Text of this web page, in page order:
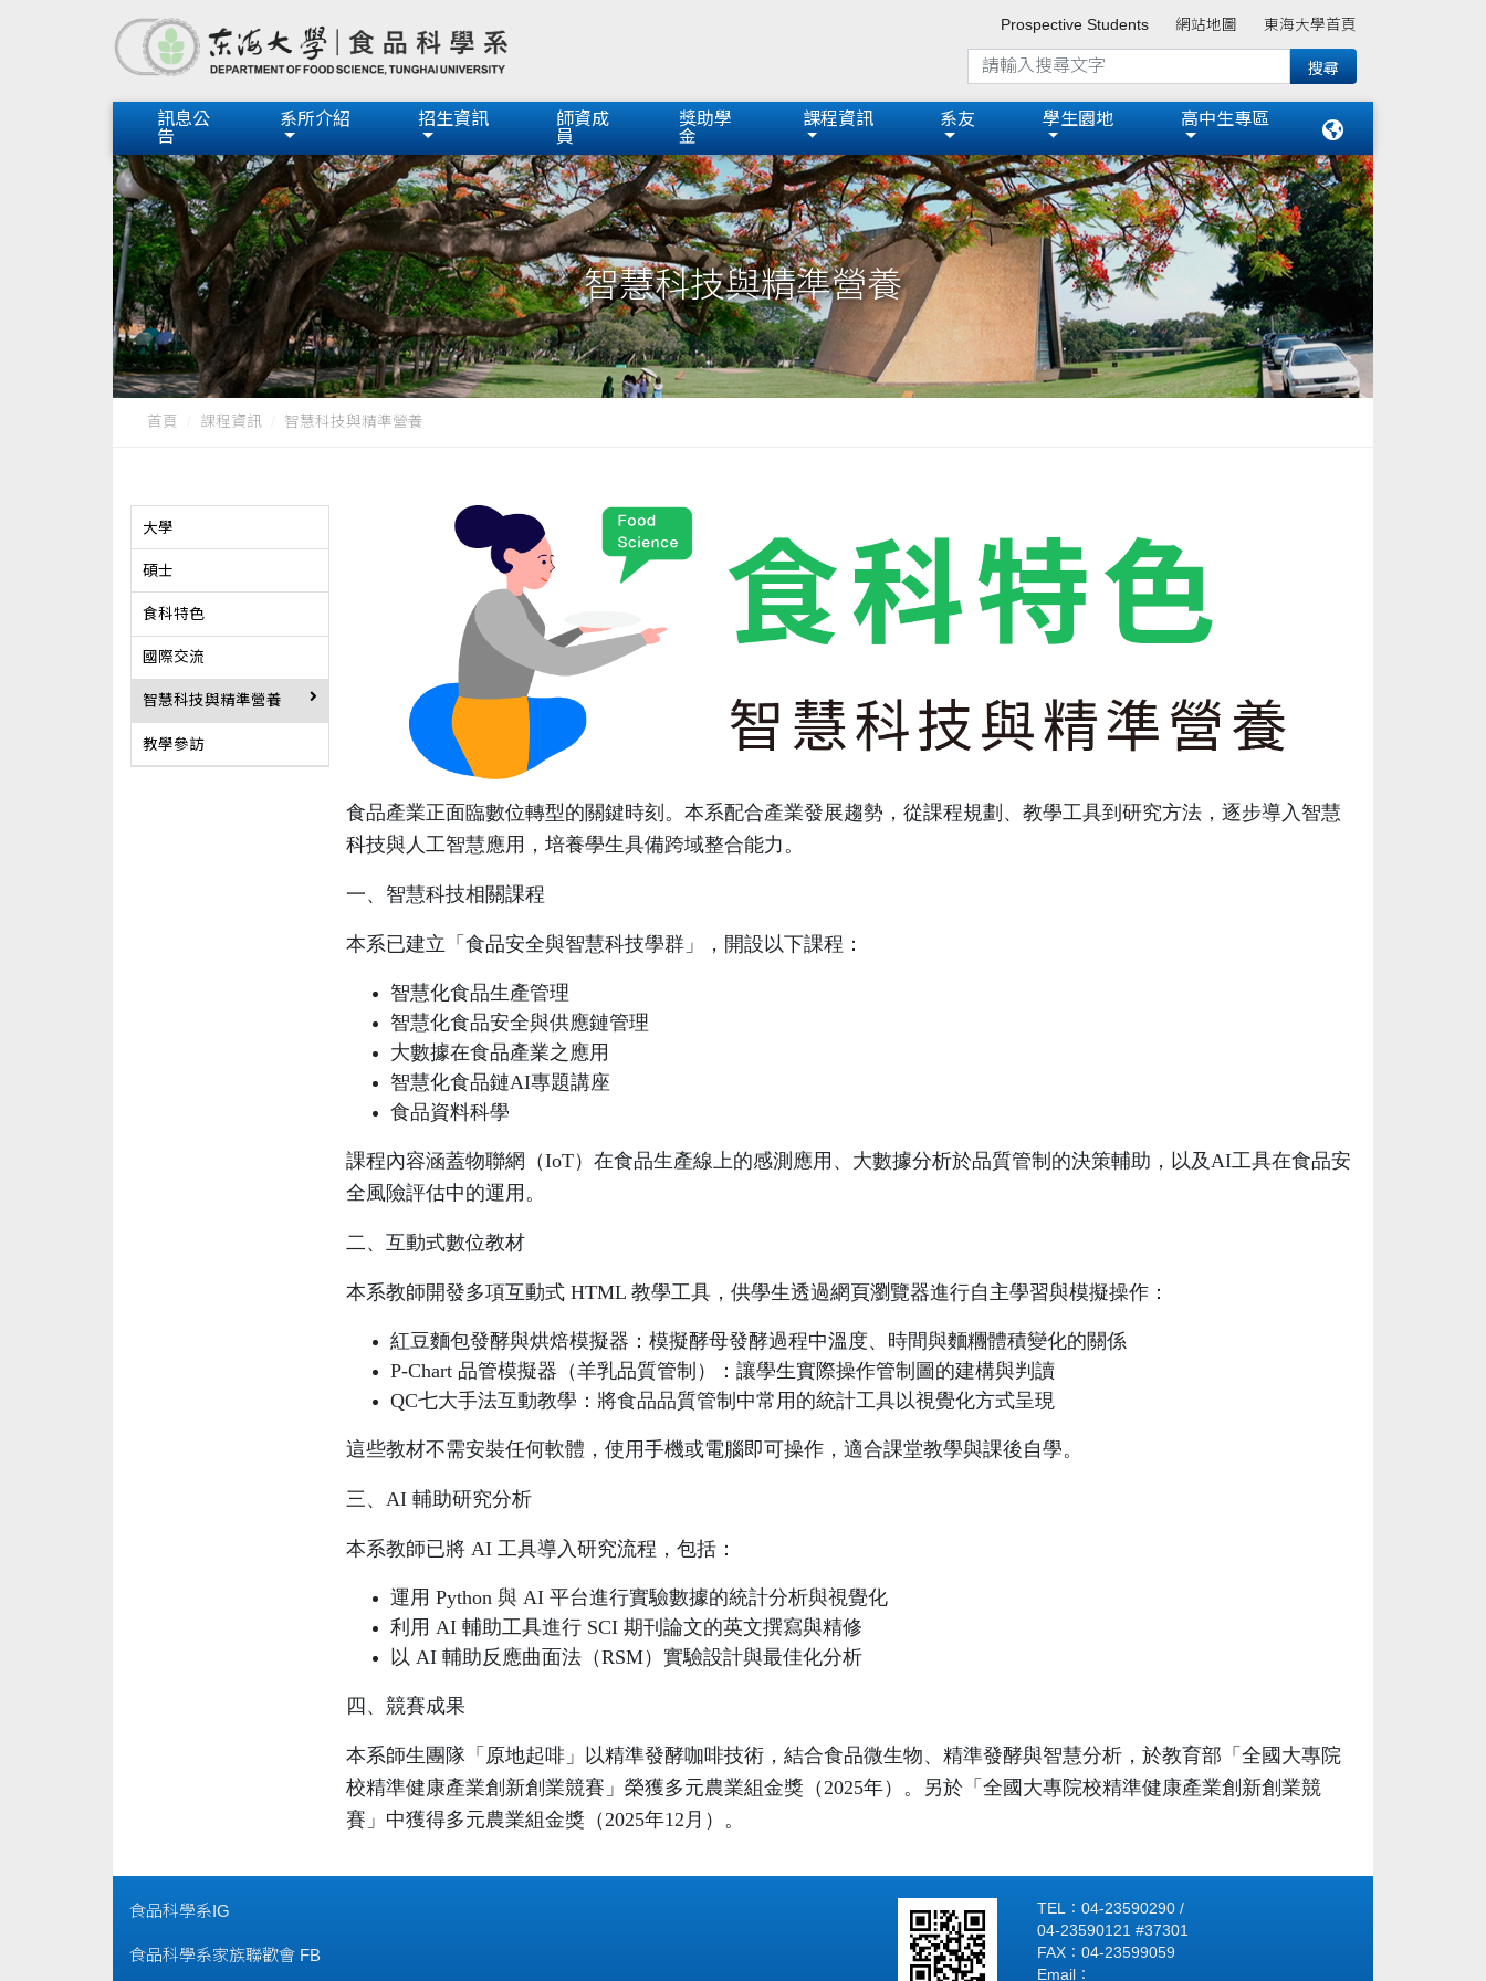
Prospective Students 網站地圖 東海大學首頁
訊息公
告
系所介紹 招生資訊
師資成
員
獎助學
金
課程資訊 系友 學生園地 高中生專區
智慧科技與精準營養
首頁 課程資訊 智慧科技與精準營養
大學
碩士
食科特色
國際交流
智慧科技與精準營養
教學參訪
食品產業正面臨數位轉型的關鍵時刻。本系配合產業發展趨勢，從課程規劃、教學工具到研究方法，逐步導入智慧
科技與人工智慧應用，培養學生具備跨域整合能力。
一、智慧科技相關課程
本系已建立「食品安全與智慧科技學群」，開設以下課程：
智慧化食品生產管理
智慧化食品安全與供應鏈管理
大數據在食品產業之應用
智慧化食品鏈AI專題講座
食品資料科學
課程內容涵蓋物聯網（IoT）在食品生產線上的感測應用、大數據分析於品質管制的決策輔助，以及AI工具在食品安
全風險評估中的運用。
二、互動式數位教材
本系教師開發多項互動式 HTML 教學工具，供學生透過網頁瀏覽器進行自主學習與模擬操作：
紅豆麵包發酵與烘焙模擬器：模擬酵母發酵過程中溫度、時間與麵糰體積變化的關係
P-Chart 品管模擬器（羊乳品質管制）：讓學生實際操作管制圖的建構與判讀
QC七大手法互動教學：將食品品質管制中常用的統計工具以視覺化方式呈現
這些教材不需安裝任何軟體，使用手機或電腦即可操作，適合課堂教學與課後自學。
三、 AI 輔助研究分析
本系教師已將 AI 工具導入研究流程，包括：
運用 Python 與 AI 平台進行實驗數據的統計分析與視覺化
利用 AI 輔助工具進行 SCI 期刊論文的英文撰寫與精修
以 AI 輔助反應曲面法（RSM）實驗設計與最佳化分析
四、競賽成果
本系師生團隊「原地起啡」以精準發酵咖啡技術，結合食品微生物、精準發酵與智慧分析，於教育部「全國大專院
校精準健康產業創新創業競賽」榮獲多元農業組金獎（2025年）。另於「全國大專院校精準健康產業創新創業競
賽」中獲得多元農業組金獎（2025年12月）。
食品科學系IG
食品科學系家族聯歡會 FB
TEL：04-23590290 /
04-23590121 #37301
FAX：04-23599059
Email：